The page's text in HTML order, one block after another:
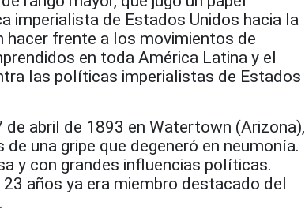
imperialista de Estados Unidos hacia la
hacer frente a los movimientos de
en toda América Latina y el
las políticas imperialistas de Estados
abril de 1893 en Watertown (Arizona),
una gripe que degeneró en neumonía.
y con grandes influencias políticas.
años ya era miembro destacado del